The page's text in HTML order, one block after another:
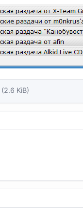
(2.6 KiB)